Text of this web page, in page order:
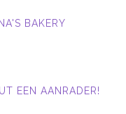
BAKERY
EEN AANRADER!